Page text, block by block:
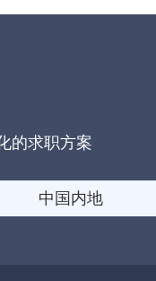
的求职方案
中国内地